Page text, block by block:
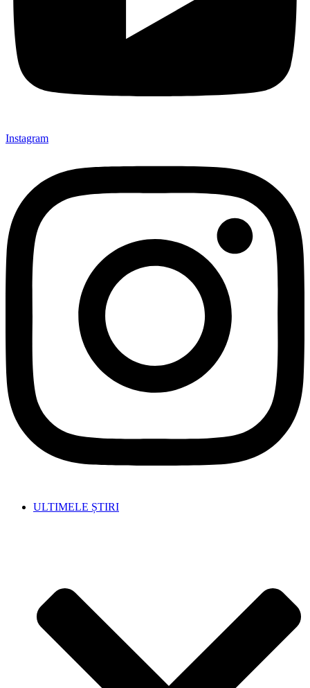
Instagram
ULTIMELE ȘTIRI